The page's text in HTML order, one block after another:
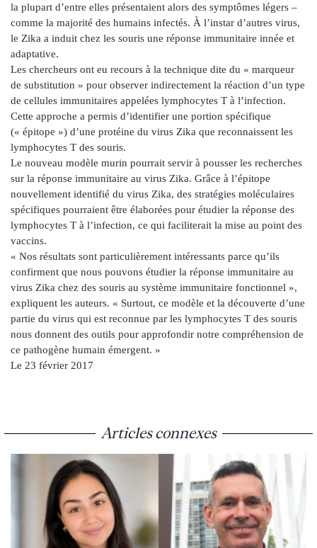
la plupart d’entre elles présentaient alors des symptômes légers –
comme la majorité des humains infectés. À l’instar d’autres virus,
le Zika a induit chez les souris une réponse immunitaire innée et
adaptative.
Les chercheurs ont eu recours à la technique dite du « marqueur
de substitution » pour observer indirectement la réaction d’un type
de cellules immunitaires appelées lymphocytes T à l’infection.
Cette approche a permis d’identifier une portion spécifique
(« épitope ») d’une protéine du virus Zika que reconnaissent les
lymphocytes T des souris.
Le nouveau modèle murin pourrait servir à pousser les recherches
sur la réponse immunitaire au virus Zika. Grâce à l’épitope
nouvellement identifié du virus Zika, des stratégies moléculaires
spécifiques pourraient être élaborées pour étudier la réponse des
lymphocytes T à l’infection, ce qui faciliterait la mise au point des
vaccins.
« Nos résultats sont particulièrement intéressants parce qu’ils
confirment que nous pouvons étudier la réponse immunitaire au
virus Zika chez des souris au système immunitaire fonctionnel »,
expliquent les auteurs. « Surtout, ce modèle et la découverte d’une
partie du virus qui est reconnue par les lymphocytes T des souris
nous donnent des outils pour approfondir notre compréhension de
ce pathogène humain émergent. »
Le 23 février 2017
Articles connexes